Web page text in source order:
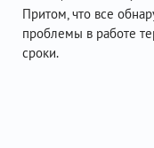
Притом, что все
проблемы в работе
сроки.